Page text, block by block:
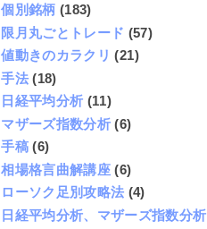
個別銘柄 (183)
限月丸ごとトレード (57)
値動きのカラクリ (21)
手法 (18)
日経平均分析 (11)
マザーズ指数分析 (6)
手稿 (6)
相場格言曲解講座 (6)
ローソク足別攻略法 (4)
日経平均分析、マザーズ指数分析